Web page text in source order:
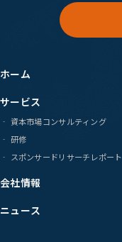
ホーム
サービス
資本市場コンサルティング
研修
スポンサードリサーチレポート
会社情報
ニュース